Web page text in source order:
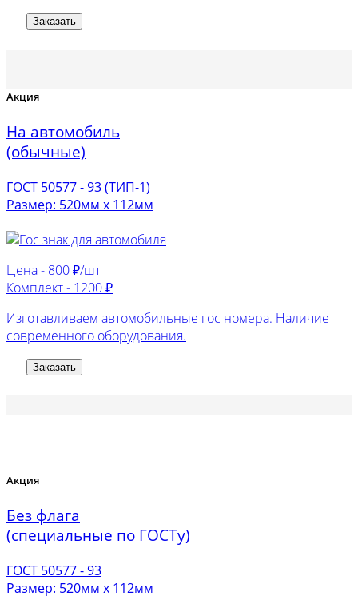
Заказать
Акция
На автомобиль
(обычные)
ГОСТ 50577 - 93 (ТИП-1)
Размер: 520мм х 112мм
Цена - 800 ₽/шт
Комплект - 1200 ₽
Изготавливаем автомобильные гос номера. Наличие
современного оборудования.
Заказать
Акция
Без флага
(специальные по ГОСТу)
ГОСТ 50577 - 93
Размер: 520мм х 112мм